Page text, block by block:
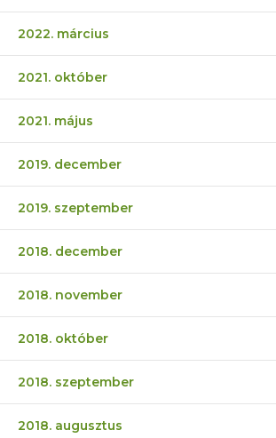
2022. március
2021. október
2021. május
2019. december
2019. szeptember
2018. december
2018. november
2018. október
2018. szeptember
2018. augusztus